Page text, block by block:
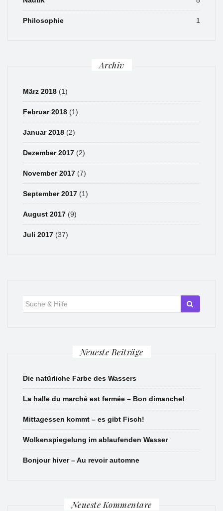
Philosophie 1
Archiv
März 2018 (1)
Februar 2018 (1)
Januar 2018 (2)
Dezember 2017 (2)
November 2017 (7)
September 2017 (1)
August 2017 (9)
Juli 2017 (37)
für:
Neueste Beiträge
Die natürliche Farbe des Wassers
La halle du marché est fermée – Bon dimanche!
Mittagessen kommt – es gibt Fisch!
Wolkenspiegelung im ablaufenden Wasser
Bonjour hiver – Au revoir automne
Neueste Kommentare